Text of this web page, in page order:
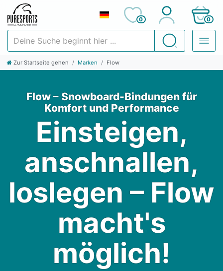
Suchen
0 0
Zur Startseite gehen Marken Flow
Flow – Snowboard-Bindungen für
Komfort und Performance
Einsteigen,
anschnallen,
loslegen – Flow
macht's
möglich!